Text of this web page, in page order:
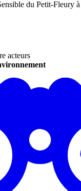
du Petit-Fleury
acteurs